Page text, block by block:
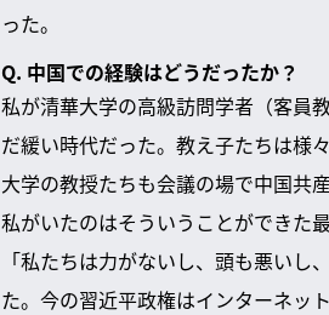
った。
Q. 中国での経験はどうだったか？
私が清華大学の高級訪問学者（客員
だ緩い時代だった。教え子たちは様
大学の教授たちも会議の場で中国共
私がいたのはそういうことができた
「私たちは力がないし、頭も悪い
た。今の習近平政権はインターネッ